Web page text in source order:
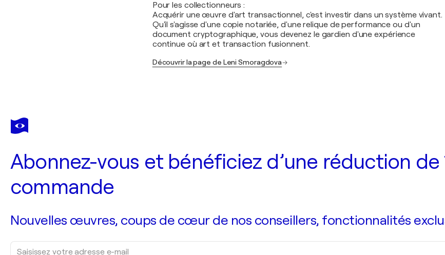
Pour les collectionneurs :
Acquérir une œuvre d'art transactionnel, c'est investir dans un système vivant.
Qu'il s'agisse d'une copie notariée, d'une relique de performance ou d'un
document cryptographique, vous devenez le gardien d'une expérience
continue où art et transaction fusionnent.
Découvrir la page de Leni Smoragdova
Abonnez-vous et bénéficiez d’une réduction de
commande
Nouvelles œuvres, coups de cœur de nos conseillers, fonctionnalités